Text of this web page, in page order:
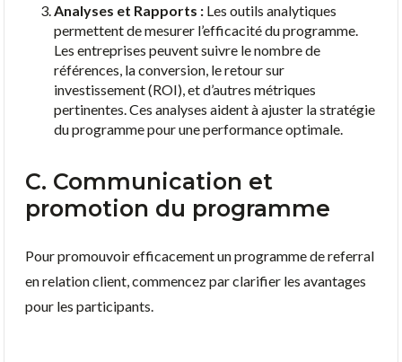
Analyses et Rapports : Les outils analytiques
permettent de mesurer l’efficacité du programme.
Les entreprises peuvent suivre le nombre de
références, la conversion, le retour sur
investissement (ROI), et d’autres métriques
pertinentes. Ces analyses aident à ajuster la stratégie
du programme pour une performance optimale.
C. Communication et
promotion du programme
Pour promouvoir efficacement un programme de referral
en relation client, commencez par clarifier les avantages
pour les participants.